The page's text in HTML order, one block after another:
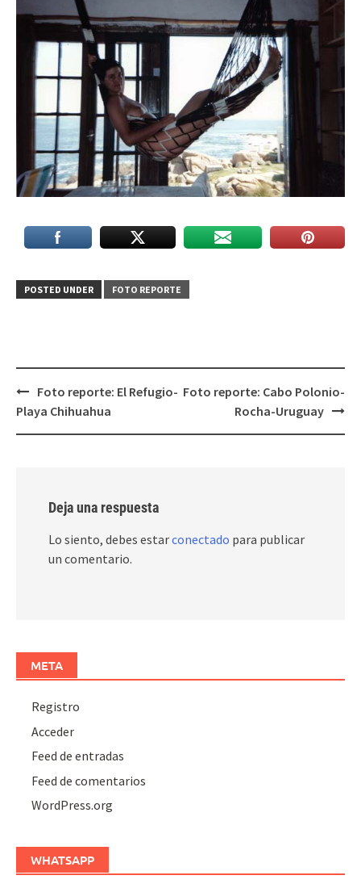
POSTED UNDER FOTO REPORTE
Post
navigation
Foto reporte: El Refugio-
Playa Chihuahua
Foto reporte: Cabo Polonio-
Rocha-Uruguay
Deja una respuesta
Lo siento, debes estarconectado para publicar
un comentario.
META
Registro
Acceder
Feed de entradas
Feed de comentarios
WordPress.org
WHATSAPP